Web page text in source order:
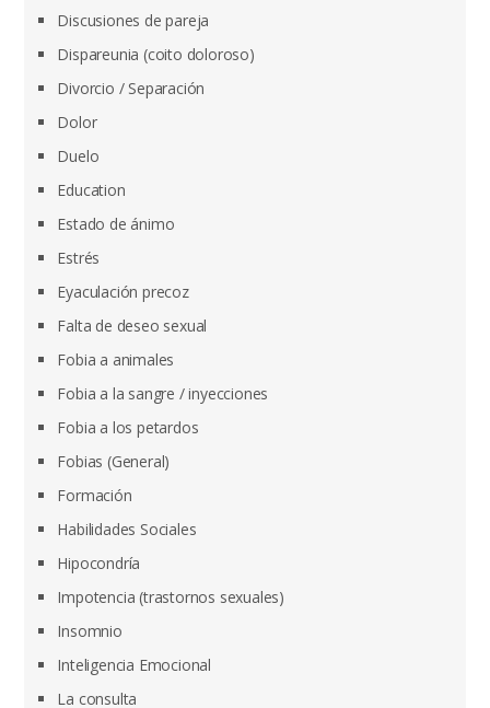
Discusiones de pareja
Dispareunia (coito doloroso)
Divorcio / Separación
Dolor
Duelo
Education
Estado de ánimo
Estrés
Eyaculación precoz
Falta de deseo sexual
Fobia a animales
Fobia a la sangre / inyecciones
Fobia a los petardos
Fobias (General)
Formación
Habilidades Sociales
Hipocondría
Impotencia (trastornos sexuales)
Insomnio
Inteligencia Emocional
La consulta